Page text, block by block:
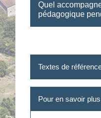
Quel
pédagogique
Textes de
Pour en savoir plus